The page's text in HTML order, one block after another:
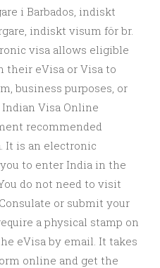
i Barbados, indiskt
indiskt visum för br.
visa allows eligible
their eVisa or Visa to
business purposes, or
Visa Online
recommended
It is an electronic
to enter India in the
do not need to visit
or submit your
a physical stamp on
eVisa by email. It takes
online and get the